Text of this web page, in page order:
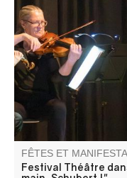
Les dernières
comédiens et
direct par le quatuor
FÊTES ET
Festival Théâtre